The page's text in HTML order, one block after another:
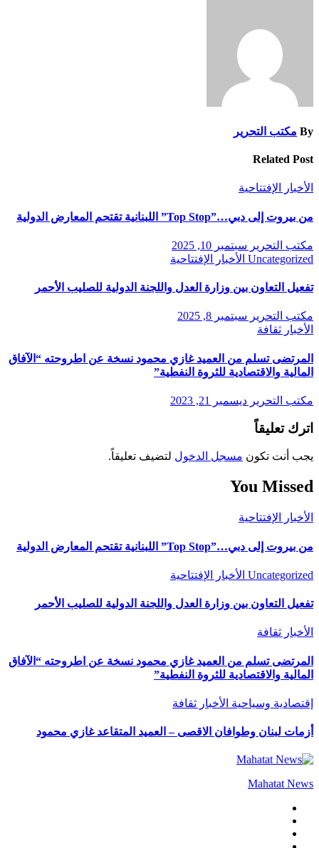
By مكتب التحرير
Related Post
الأخبار الإفتتاحية
من بيروت إلى دبي…”Top Stop” اللبنانية تقتحم المعارض الدولية
مكتب التحرير سبتمبر 10, 2025
Uncategorized الأخبار الإفتتاحية
تفعيل التعاون بين وزارة العدل واللجنة الدولية للصليب الأحمر
مكتب التحرير سبتمبر 8, 2025
الأخبار ثقافة
المرتضى تسلم من العميد غازي محمود نسخة عن اطروحته “الآفاق
المالية والاقتصادية للثروة النفطية”
مكتب التحرير ديسمبر 21, 2023
اترك تعليقاً
يجب أنت تكون مسجل الدخول لتضيف تعليقاً.
You Missed
الأخبار الإفتتاحية
من بيروت إلى دبي…”Top Stop” اللبنانية تقتحم المعارض الدولية
Uncategorized الأخبار الإفتتاحية
تفعيل التعاون بين وزارة العدل واللجنة الدولية للصليب الأحمر
الأخبار ثقافة
المرتضى تسلم من العميد غازي محمود نسخة عن اطروحته “الآفاق
المالية والاقتصادية للثروة النفطية”
إقتصادية وسياحية الأخبار ثقافة
أزمات لبنان وطوافان الاقصى – العميد المتقاعد غازي محمود
Mahatat News